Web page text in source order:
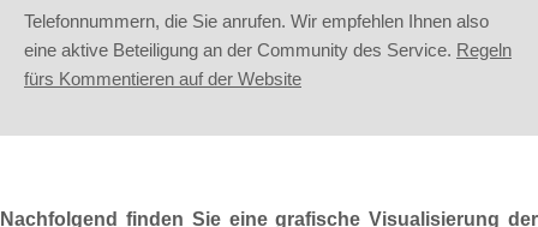
Telefonnummern, die Sie anrufen. Wir empfehlen Ihnen also
eine aktive Beteiligung an der Community des Service. Regeln
fürs Kommentieren auf der Website
Nachfolgend finden Sie eine grafische Visualisierung der